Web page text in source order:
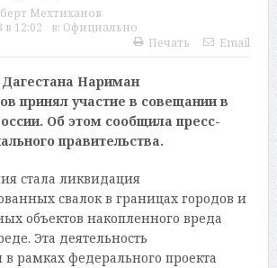
Мехтиханов
в 12:02 в: Официально
Печать
Email
Нариман
принял участие в совещании в
Об этом сообщила пресс-
правительства.
стала ликвидация
свалок в границах городов и
объектов накопленного вреда
Эта деятельность
в рамках федерального проекта